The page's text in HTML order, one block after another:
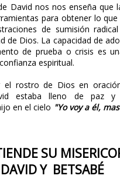
David nos nos enseña que
para obtener lo
de sumisión
de Dios. La capacidad de
de prueba o crisis es
espiritual.
el rostro de Dios en
estaba lleno de paz y
en el cielo "Yo voy a él,
SU
DAVID Y BETSABÉ